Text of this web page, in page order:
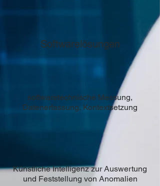
Softwarelösungen
softwaretechnische Messung,
Datenerfassung, Kontextsetzung
Künstliche Intelligenz zur Auswertung
und Feststellung von Anomalien